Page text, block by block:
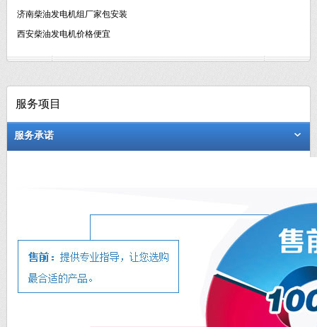
济南柴油发电机组厂家包安装
西安柴油发电机价格便宜
服务项目
服务承诺